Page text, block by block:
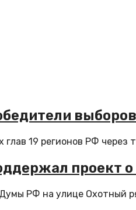
19 регионов РФ через
проект
РФ на улице Охотный